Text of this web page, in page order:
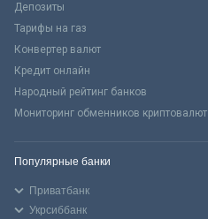
Депозиты
Тарифы на газ
Конвертер валют
Кредит онлайн
Народный рейтинг банков
Мониторинг обменников криптовалют
Популярные банки
Приватбанк
Укрсиббанк